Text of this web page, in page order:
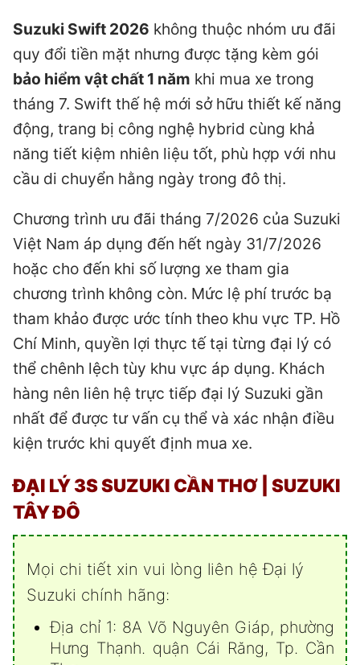
Suzuki Swift 2026 không thuộc nhóm ưu đãi
quy đổi tiền mặt nhưng được tặng kèm gói
bảo hiểm vật chất 1 năm khi mua xe trong
tháng 7. Swift thế hệ mới sở hữu thiết kế năng
động, trang bị công nghệ hybrid cùng khả
năng tiết kiệm nhiên liệu tốt, phù hợp với nhu
cầu di chuyển hằng ngày trong đô thị.
Chương trình ưu đãi tháng 7/2026 của Suzuki
Việt Nam áp dụng đến hết ngày 31/7/2026
hoặc cho đến khi số lượng xe tham gia
chương trình không còn. Mức lệ phí trước bạ
tham khảo được ước tính theo khu vực TP. Hồ
Chí Minh, quyền lợi thực tế tại từng đại lý có
thể chênh lệch tùy khu vực áp dụng. Khách
hàng nên liên hệ trực tiếp đại lý Suzuki gần
nhất để được tư vấn cụ thể và xác nhận điều
kiện trước khi quyết định mua xe.
ĐẠI LÝ 3S SUZUKI CẦN THƠ
| SUZUKI
TÂY ĐÔ
Mọi chi tiết xin vui lòng liên hệ Đại lý
Suzuki chính hãng:
Địa chỉ 1: 8A Võ Nguyên Giáp, phường
Hưng Thạnh. quận Cái Răng, Tp. Cần